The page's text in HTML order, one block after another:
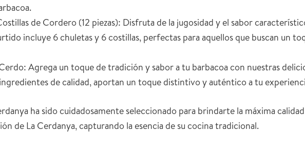
de Cordero (12 piezas): Disfruta de la jugosidad y el sabor
incluye 6 chuletas y 6 costillas, perfectas para aquellos que buscan un
Agrega un toque de tradición y sabor a tu barbacoa con nuestras
de calidad, aportan un toque distintivo y auténtico a tu
ha sido cuidadosamente seleccionado para brindarte la máxima
de La Cerdanya, capturando la esencia de su cocina tradicional.